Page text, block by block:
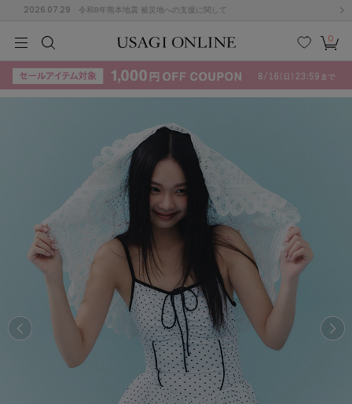
2026.07.29 令和8年熊本地震 被災地への支援に関して
検索
お気
に入
カー
ト
0
KIDSBABYBEAUTYLIFE STYLE
(715)
ームウェア (535)
KIDSBABYBEAUTYLIFE STYLE
E
K L M N
Q S T U
X Z
その
他
ACYM
アシーム